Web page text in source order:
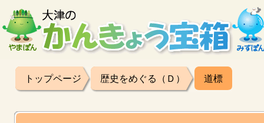
トップページ 歴史をめぐる（Ｄ） 道標